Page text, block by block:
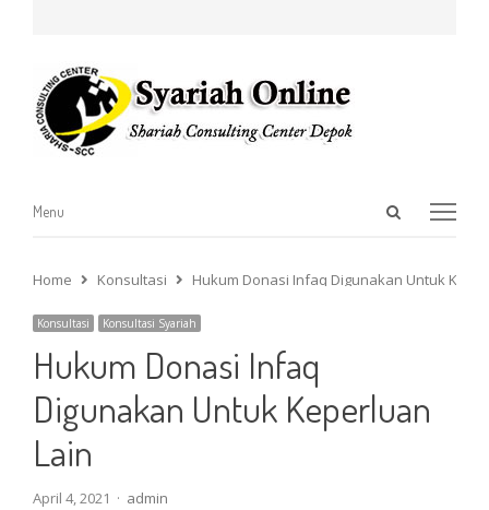
Open
Menu
Menu
Home Konsultasi Hukum Donasi Infaq Digunakan Untuk
Konsultasi Konsultasi Syariah
Hukum Donasi Infaq
Digunakan Untuk Keperluan
Lain
April 4, 2021 Author
admin